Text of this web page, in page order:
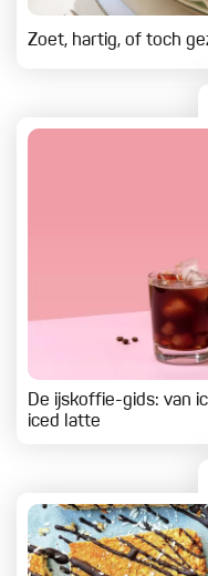
Zoet, hartig, of toch
De ijskoffie-gids: van
iced latte